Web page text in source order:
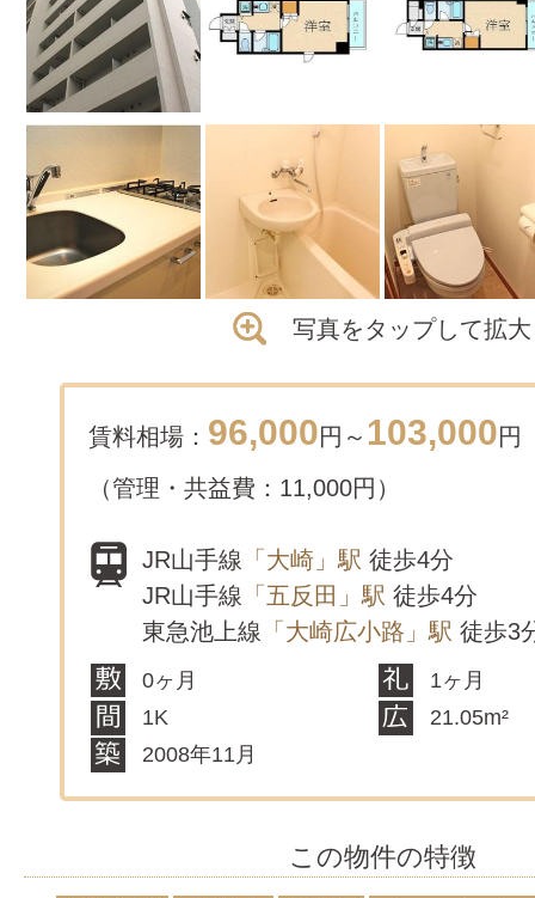
写真をタップして拡大
賃料相場： 96,000円～ 103,000円
（管理・共益費：11,000円）
JR山手線 「大崎」駅 徒歩4分
JR山手線 「五反田」駅 徒歩4分
東急池上線 「大崎広小路」駅 徒歩3
0ヶ月
1ヶ月
1K
21.05m²
2008年11月
この物件の特徴